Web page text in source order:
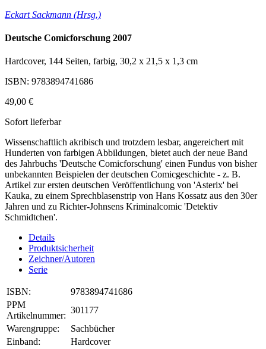
Eckart Sackmann (Hrsg.)
Deutsche Comicforschung 2007
Hardcover, 144 Seiten, farbig, 30,2 x 21,5 x 1,3 cm
ISBN: 9783894741686
49,00 €
Sofort lieferbar
Wissenschaftlich akribisch und trotzdem lesbar, angereichert mit
Hunderten von farbigen Abbildungen, bietet auch der neue Band
des Jahrbuchs 'Deutsche Comicforschung' einen Fundus von bisher
unbekannten Beispielen der deutschen Comicgeschichte - z. B.
Artikel zur ersten deutschen Veröffentlichung von 'Asterix' bei
Kauka, zu einem Sprechblasenstrip von Hans Kossatz aus den 30er
Jahren und zu Richter-Johnsens Kriminalcomic 'Detektiv
Schmidtchen'.
Details
Produktsicherheit
Zeichner/Autoren
Serie
ISBN:
9783894741686
PPM
Artikelnummer:
301177
Warengruppe:
Sachbücher
Einband:
Hardcover